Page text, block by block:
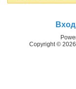
Вход
Copyright ©